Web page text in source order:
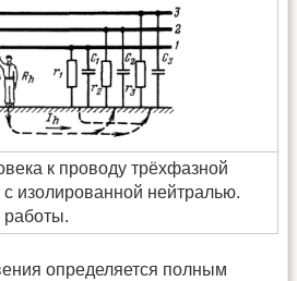
к проводу трёхфазной
изолированной нейтралью.
определяется полным